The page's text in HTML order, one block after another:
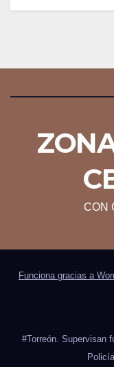
CON
Funciona gracias a
#Torreón. Supervisan